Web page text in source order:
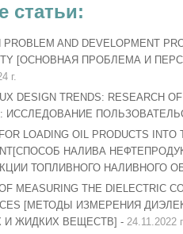
статьи:
PROBLEM AND DEVELOPMENT
[ОСНОВНАЯ ПРОБЛЕМА И
г.
UX DESIGN TRENDS:
ИССЛЕДОВАНИЕ
LOADING OIL PRODUCTS
НАЛИВА
ТОПЛИВНОГО НАЛИВНОГО
MEASURING THE DIELECTRIC
[МЕТОДЫ ИЗМЕРЕНИЯ
И ЖИДКИХ ВЕЩЕСТВ] - 24.11.2022